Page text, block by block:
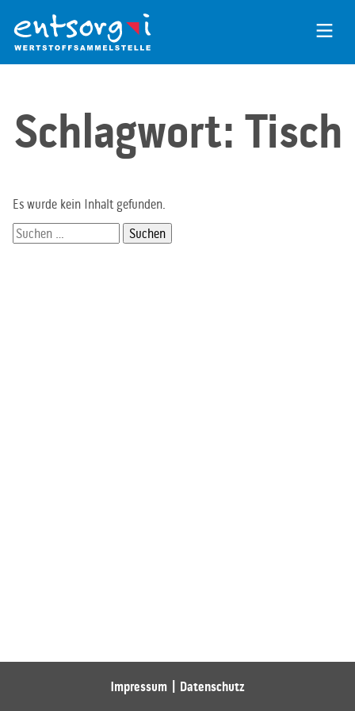
Inhalt
der
Seite
Schlagwort: Tisch
Es wurde kein Inhalt gefunden.
Suchen
nach:
Impressum Datenschutz